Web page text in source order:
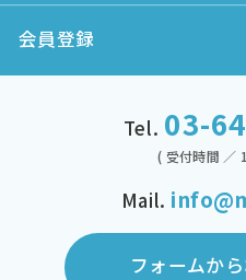
会員登録
Tel. 03-
( 受付時間 ／
Mail.
フォームか